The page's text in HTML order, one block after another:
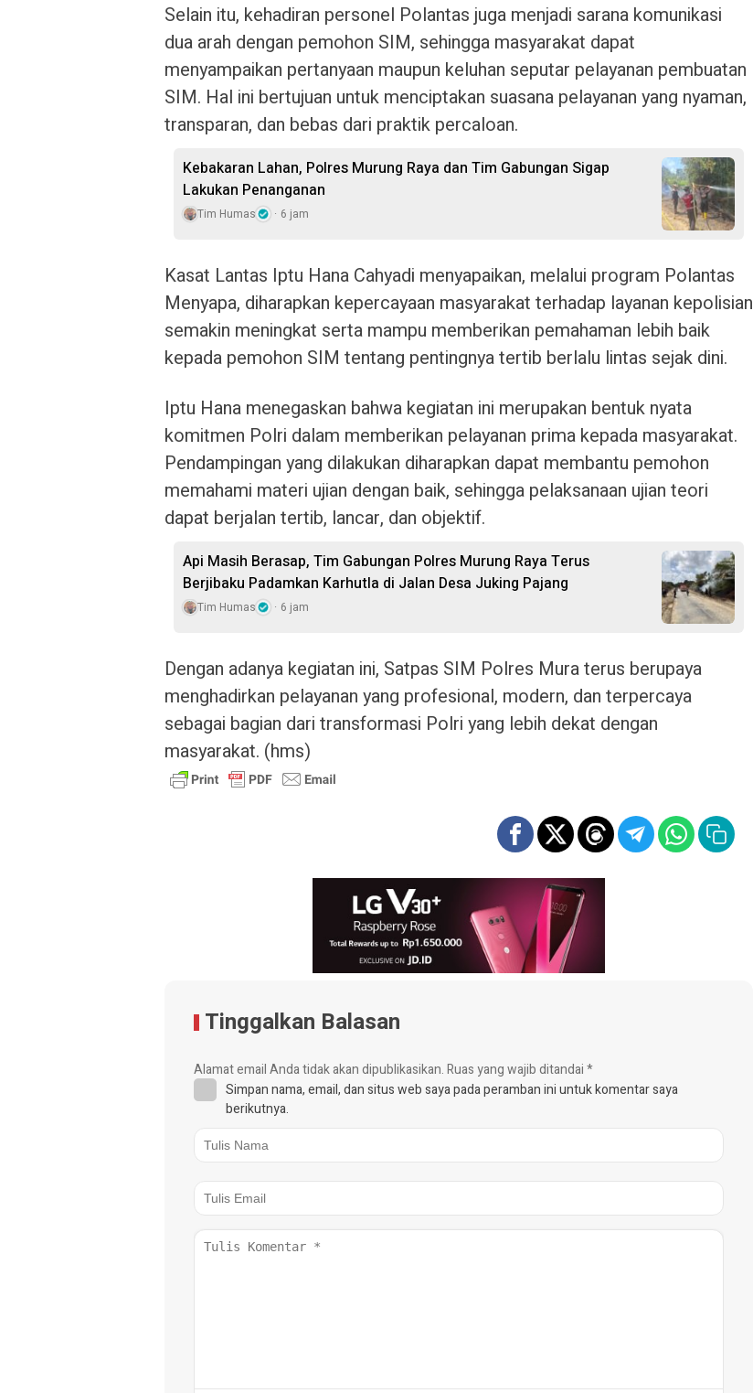
Selain itu, kehadiran personel Polantas juga menjadi sarana komunikasi
dua arah dengan pemohon SIM, sehingga masyarakat dapat
menyampaikan pertanyaan maupun keluhan seputar pelayanan pembuatan
SIM. Hal ini bertujuan untuk menciptakan suasana pelayanan yang nyaman,
transparan, dan bebas dari praktik percaloan.
Kebakaran Lahan, Polres Murung Raya dan Tim Gabungan Sigap
Lakukan Penanganan
Tim Humas 6 jam
Kasat Lantas Iptu Hana Cahyadi menyapaikan, melalui program Polantas
Menyapa, diharapkan kepercayaan masyarakat terhadap layanan kepolisian
semakin meningkat serta mampu memberikan pemahaman lebih baik
kepada pemohon SIM tentang pentingnya tertib berlalu lintas sejak dini.
Iptu Hana menegaskan bahwa kegiatan ini merupakan bentuk nyata
komitmen Polri dalam memberikan pelayanan prima kepada masyarakat.
Pendampingan yang dilakukan diharapkan dapat membantu pemohon
memahami materi ujian dengan baik, sehingga pelaksanaan ujian teori
dapat berjalan tertib, lancar, dan objektif.
Api Masih Berasap, Tim Gabungan Polres Murung Raya Terus
Berjibaku Padamkan Karhutla di Jalan Desa Juking Pajang
Tim Humas 6 jam
Dengan adanya kegiatan ini, Satpas SIM Polres Mura terus berupaya
menghadirkan pelayanan yang profesional, modern, dan terpercaya
sebagai bagian dari transformasi Polri yang lebih dekat dengan
masyarakat. (hms)
Tinggalkan Balasan
Alamat email Anda tidak akan dipublikasikan.Ruas yang wajib ditandai*
Simpan nama, email, dan situs web saya pada peramban ini untuk komentar saya
berikutnya.